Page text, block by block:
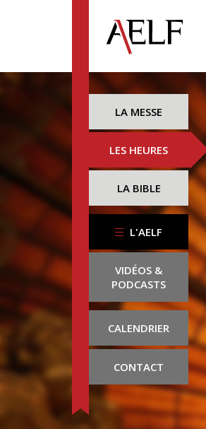
LA MESSE
LES HEURES
LA BIBLE
L'AELF
VIDÉOS &
PODCASTS
CALENDRIER
CONTACT